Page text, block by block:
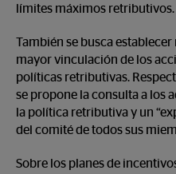
límites máximos retributivos.
También se busca
mayor vinculación de los
políticas retributivas.
se propone la consulta a los
la política retributiva y un
del comité de todos sus
Sobre los planes de